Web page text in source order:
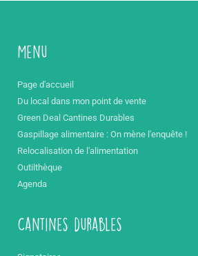
Menu
Page d'accueil
Du local dans mon point de vente
Green Deal Cantines Durables
Gaspillage alimentaire : On mène l'enquête !
Relocalisation de l'alimentation
Outilthèque
Agenda
Cantines durables